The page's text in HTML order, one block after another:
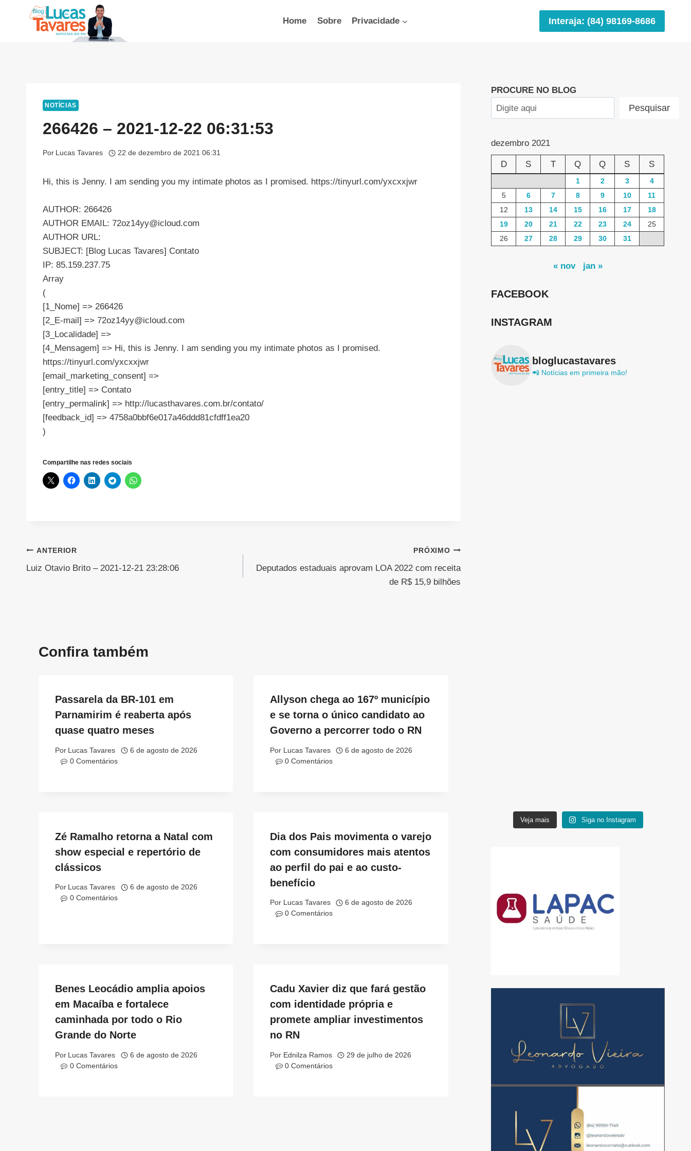
Home Sobre Privacidade Interaja: (84) 98169-8686
NOTÍCIAS
266426 – 2021-12-22 06:31:53
Por Lucas Tavares 22 de dezembro de 2021 06:31
Hi, this is Jenny. I am sending you my intimate photos as I promised. https://tinyurl.com/yxcxxjwr
AUTHOR: 266426
AUTHOR EMAIL: 72oz14yy@icloud.com
AUTHOR URL:
SUBJECT: [Blog Lucas Tavares] Contato
IP: 85.159.237.75
Array
(
[1_Nome] => 266426
[2_E-mail] => 72oz14yy@icloud.com
[3_Localidade] =>
[4_Mensagem] => Hi, this is Jenny. I am sending you my intimate photos as I promised.
https://tinyurl.com/yxcxxjwr
[email_marketing_consent] =>
[entry_title] => Contato
[entry_permalink] => http://lucasthavares.com.br/contato/
[feedback_id] => 4758a0bbf6e017a46ddd81cfdff1ea20
)
Compartilhe nas redes sociais
Navegação
de
ANTERIOR
Luiz Otavio Brito – 2021-12-21 23:28:06
PRÓXIMO
Deputados estaduais aprovam LOA 2022 com receita
de R$ 15,9 bilhões
Confira também
Passarela da BR-101 em
Parnamirim é reaberta após
quase quatro meses
Por Lucas Tavares
6 de agosto de 2026
0 Comentários
Allyson chega ao 167º município
e se torna o único candidato ao
Governo a percorrer todo o RN
Por Lucas Tavares
6 de agosto de 2026
0 Comentários
Zé Ramalho retorna a Natal com
show especial e repertório de
clássicos
Por Lucas Tavares
6 de agosto de 2026
0 Comentários
Dia dos Pais movimenta o varejo
com consumidores mais atentos
ao perfil do pai e ao custo-
benefício
Por Lucas Tavares
6 de agosto de 2026
0 Comentários
Benes Leocádio amplia apoios
em Macaíba e fortalece
caminhada por todo o Rio
Grande do Norte
Por Lucas Tavares
6 de agosto de 2026
0 Comentários
Cadu Xavier diz que fará gestão
com identidade própria e
promete ampliar investimentos
no RN
Por Ednilza Ramos
29 de julho de 2026
0 Comentários
PROCURE NO BLOG
Pesquisar
dezembro 2021
D S T Q Q S S
1 2 3
4
5
6 7 8 9 10
11
12
13 14 15 16 17
18
19
20 21 22 23 24
25
26
27 28 29 30 31
« nov jan »
FACEBOOK
INSTAGRAM
bloglucastavares
📲 Notícias em primeira mão!
Veja mais Siga no Instagram